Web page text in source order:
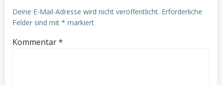
Deine E-Mail-Adresse wird nicht veröffentlicht. Erforderliche
Felder sind mit * markiert
Kommentar*